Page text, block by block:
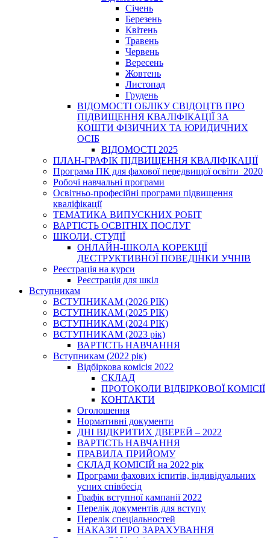
Січень
Березень
Квітень
Травень
Червень
Вересень
Жовтень
Листопад
Грудень
ВІДОМОСТІ ОБЛІКУ СВІДОЦТВ ПРО
ПІДВИЩЕННЯ КВАЛІФІКАЦІЇ ЗА
КОШТИ ФІЗИЧНИХ ТА ЮРИДИЧНИХ
ОСІБ
ВІДОМОСТІ 2025
ПЛАН-ГРАФІК ПІДВИЩЕННЯ КВАЛІФІКАЦІЇ
Програма ПК для фахової передвищої освіти_2020
Робочі навчальні програми
Освітньо-професійні програми підвищення
кваліфікації
ТЕМАТИКА ВИПУСКНИХ РОБІТ
ВАРТІСТЬ ОСВІТНІХ ПОСЛУГ
ШКОЛИ, СТУДІЇ
ОНЛАЙН-ШКОЛА КОРЕКЦІЇ
ДЕСТРУКТИВНОЇ ПОВЕДІНКИ УЧНІВ
Реєстрація на курси
Реєстрація для шкіл
Вступникам
ВСТУПНИКАМ (2026 РІК)
ВСТУПНИКАМ (2025 РІК)
ВСТУПНИКАМ (2024 РІК)
ВСТУПНИКАМ (2023 рік)
ВАРТІСТЬ НАВЧАННЯ
Вступникам (2022 рік)
Відбіркова комісія 2022
СКЛАД
ПРОТОКОЛИ ВІДБІРКОВОЇ КОМІСІЇ
КОНТАКТИ
Оголошення
Нормативні документи
ДНІ ВІДКРИТИХ ДВЕРЕЙ – 2022
ВАРТІСТЬ НАВЧАННЯ
ПРАВИЛА ПРИЙОМУ
СКЛАД КОМІСІЙ на 2022 рік
Програми фахових іспитів, індивідуальних
усних співбесід
Графік вступної кампанії 2022
Перелік документів для вступу
Перелік спеціальностей
НАКАЗИ ПРО ЗАРАХУВАННЯ